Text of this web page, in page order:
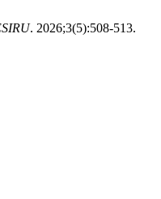
. 2026;3(5):508-513.